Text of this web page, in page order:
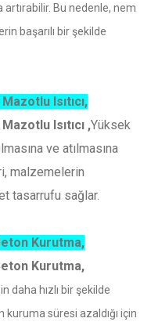
Bu nedenle, nem
başarılı bir şekilde
Isıtıcı,
Isıtıcı ,Yüksek
ve atılmasına
malzemelerin
tasarrufu sağlar.
Kurutma,
Kurutma,
daha hızlı bir şekilde
süresi azaldığı için